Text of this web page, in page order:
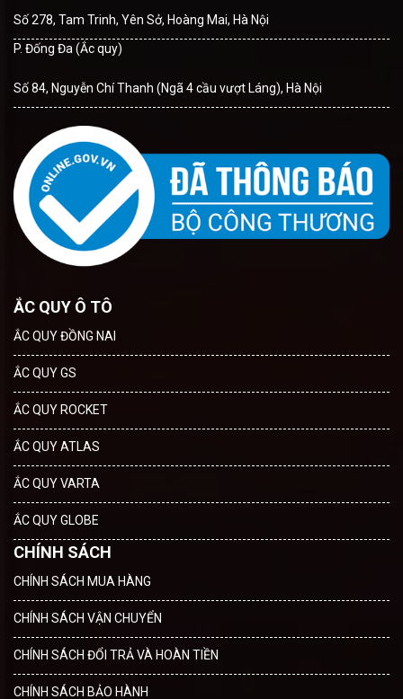
Số 278, Tam Trinh, Yên Sở, Hoàng Mai, Hà Nội
P. Đống Đa (Ắc quy)
Số 84, Nguyễn Chí Thanh (Ngã 4 cầu vượt Láng), Hà Nội
ẮC QUY Ô TÔ
ẮC QUY ĐỒNG NAI
ẮC QUY GS
ẮC QUY ROCKET
ẮC QUY ATLAS
ẮC QUY VARTA
ẮC QUY GLOBE
CHÍNH SÁCH
CHÍNH SÁCH MUA HÀNG
CHÍNH SÁCH VẬN CHUYỂN
CHÍNH SÁCH ĐỔI TRẢ VÀ HOÀN TIỀN
CHÍNH SÁCH BẢO HÀNH